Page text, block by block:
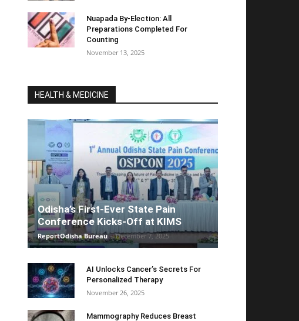
Nuapada By-Election: All
Preparations Completed For
Counting
November 13, 2025
HEALTH & MEDICINE
Odisha’s First-Ever State Pain
Conference Kicks-Off at KIMS
ReportOdisha Bureau - December 7, 2025
AI Unlocks Cancer’s Secrets For
Personalized Therapy
November 26, 2025
Mammography Reduces Breast